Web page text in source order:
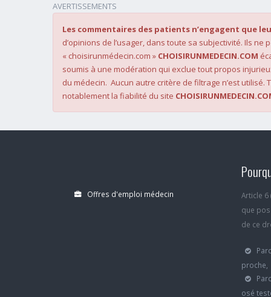
AVERTISSEMENTS
Les commentaires des patients n’engagent que
d’opinions de l’usager, dans toute sa subjectivité. Ils
« choisirunmédecin.com » CHOISIRUNMEDECIN.COM
soumis à une modération qui exclue tout propos
du médecin. Aucun autre critère de filtrage n’est
notablement la fiabilité du site
Offres d'emploi médecin
Article
que
de ce
proche,
osé